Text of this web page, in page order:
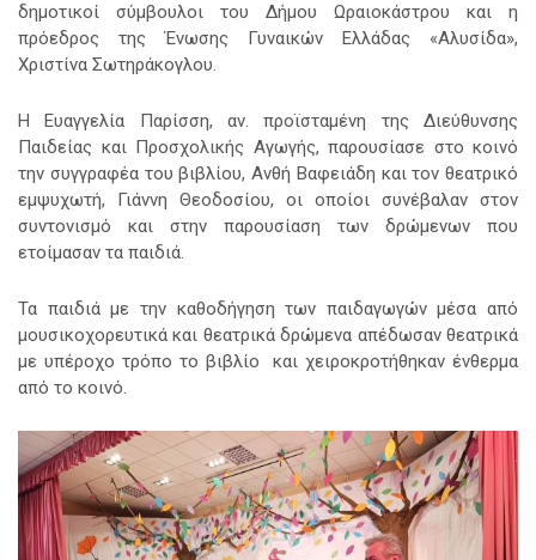
δημοτικοί σύμβουλοι του Δήμου Ωραιοκάστρου και η
πρόεδρος της Ένωσης Γυναικών Ελλάδας «Αλυσίδα»,
Χριστίνα Σωτηράκογλου.
Η Ευαγγελία Παρίσση, αν. προϊσταμένη της Διεύθυνσης
Παιδείας και Προσχολικής Αγωγής, παρουσίασε στο κοινό
την συγγραφέα του βιβλίου, Ανθή Βαφειάδη και τον θεατρικό
εμψυχωτή, Γιάννη Θεοδοσίου, οι οποίοι συνέβαλαν στον
συντονισμό και στην παρουσίαση των δρώμενων που
ετοίμασαν τα παιδιά.
Τα παιδιά με την καθοδήγηση των παιδαγωγών μέσα από
μουσικοχορευτικά και θεατρικά δρώμενα απέδωσαν θεατρικά
με υπέροχο τρόπο το βιβλίο και χειροκροτήθηκαν ένθερμα
από το κοινό.